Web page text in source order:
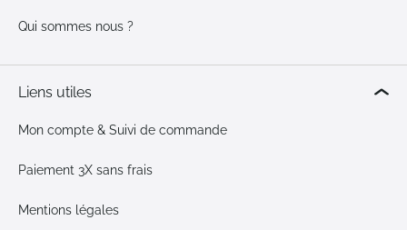
Qui sommes nous ?
Liens utiles
Mon compte & Suivi de commande
Paiement 3X sans frais
Mentions légales